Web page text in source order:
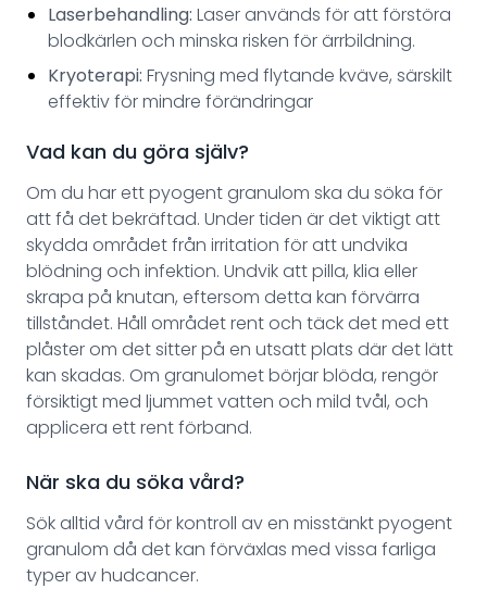
Laserbehandling: Laser används för att förstöra
blodkärlen och minska risken för ärrbildning.
Kryoterapi: Frysning med flytande kväve, särskilt
effektiv för mindre förändringar
Vad kan du göra själv?
Om du har ett pyogent granulom ska du söka för
att få det bekräftad. Under tiden är det viktigt att
skydda området från irritation för att undvika
blödning och infektion. Undvik att pilla, klia eller
skrapa på knutan, eftersom detta kan förvärra
tillståndet. Håll området rent och täck det med ett
plåster om det sitter på en utsatt plats där det lätt
kan skadas. Om granulomet börjar blöda, rengör
försiktigt med ljummet vatten och mild tvål, och
applicera ett rent förband.
När ska du söka vård?
Sök alltid vård för kontroll av en misstänkt pyogent
granulom då det kan förväxlas med vissa farliga
typer av hudcancer.